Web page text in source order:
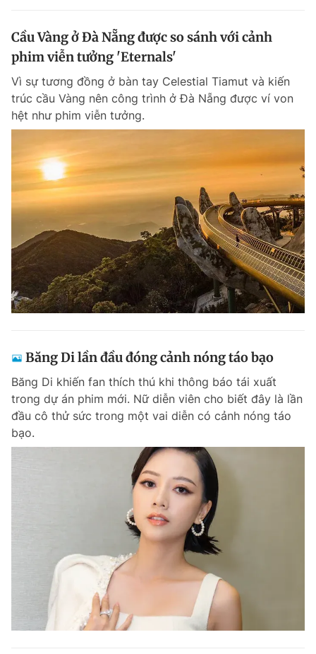
Cầu Vàng ở Đà Nẵng được so sánh với cảnh
phim viễn tưởng 'Eternals'
Vì sự tương đồng ở bàn tay Celestial Tiamut và kiến
trúc cầu Vàng nên công trình ở Đà Nẵng được ví von
hệt như phim viễn tưởng.
Băng Di lần đầu đóng cảnh nóng táo bạo
Băng Di khiến fan thích thú khi thông báo tái xuất
trong dự án phim mới. Nữ diễn viên cho biết đây là lần
đầu cô thử sức trong một vai diễn có cảnh nóng táo
bạo.